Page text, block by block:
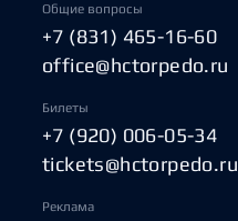
Общие вопросы
+7 (831) 465-16-60
office@hctorpedo.ru
Билеты
+7 (920) 006-05-34
tickets@hctorpedo.ru
Реклама